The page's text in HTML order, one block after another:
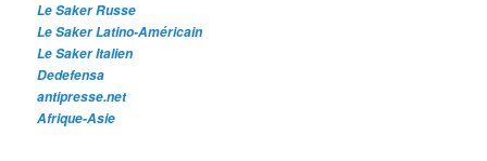
Le Saker Russe
Le Saker Latino-Américain
Le Saker Italien
Dedefensa
antipresse.net
Afrique-Asie